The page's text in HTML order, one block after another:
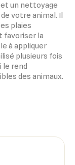
un nettoyage
votre animal. Il
plaies
favoriser la
à appliquer
plusieurs fois
le rend
des animaux.